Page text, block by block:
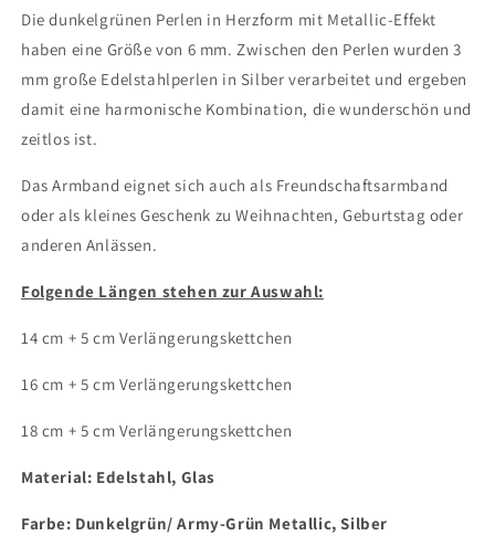
Silber,
Army-
Grün
Silber,
Army-
Grün
Die dunkelgrünen Perlen in Herzform mit Metallic-Effekt
haben eine Größe von 6 mm. Zwischen den Perlen wurden 3
mm große Edelstahlperlen in Silber verarbeitet und ergeben
damit eine harmonische Kombination, die wunderschön und
zeitlos ist.
Das Armband eignet sich auch als Freundschaftsarmband
oder als kleines Geschenk zu Weihnachten, Geburtstag oder
anderen Anlässen.
Folgende Längen stehen zur Auswahl:
14 cm + 5 cm Verlängerungskettchen
16 cm + 5 cm Verlängerungskettchen
18 cm + 5 cm Verlängerungskettchen
Material: Edelstahl, Glas
Farbe: Dunkelgrün/ Army-Grün Metallic, Silber